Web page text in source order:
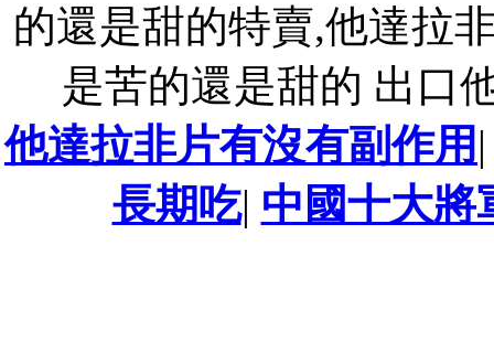
的還是甜的特賣,他達拉
是苦的還是甜的 出口
他達拉非片有沒有副作用
長期吃| 中國十大將